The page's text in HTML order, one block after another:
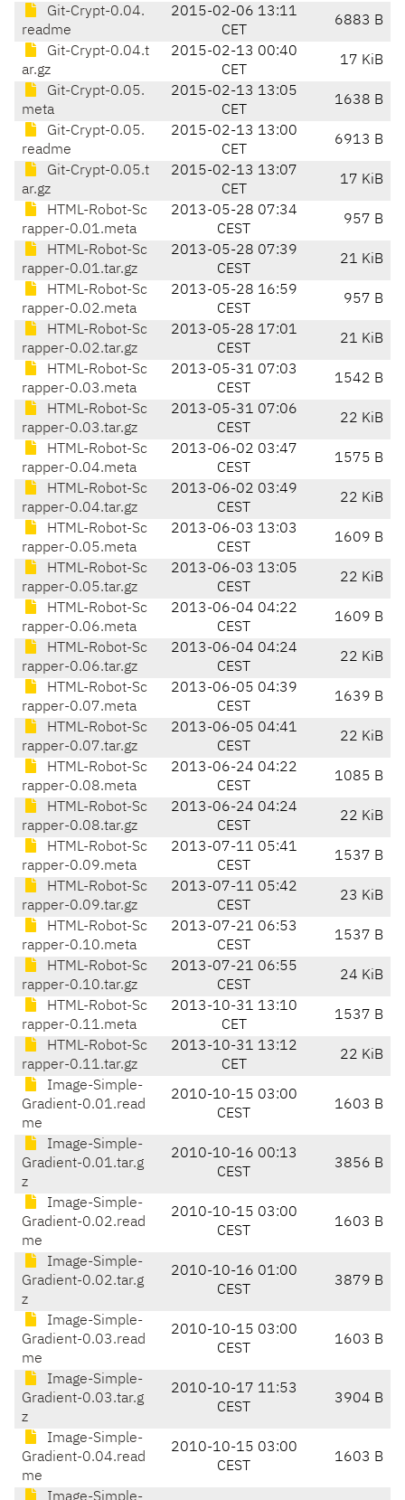
Git-Crypt-0.04.
readme
2015-02-06 13:11
CET
6883 B
Git-Crypt-0.04.t
ar.gz
2015-02-13 00:40
CET
17 KiB
Git-Crypt-0.05.
meta
2015-02-13 13:05
CET
1638 B
Git-Crypt-0.05.
readme
2015-02-13 13:00
CET
6913 B
Git-Crypt-0.05.t
ar.gz
2015-02-13 13:07
CET
17 KiB
HTML-Robot-Sc
rapper-0.01.meta
2013-05-28 07:34
CEST
957 B
HTML-Robot-Sc
rapper-0.01.tar.gz
2013-05-28 07:39
CEST
21 KiB
HTML-Robot-Sc
rapper-0.02.meta
2013-05-28 16:59
CEST
957 B
HTML-Robot-Sc
rapper-0.02.tar.gz
2013-05-28 17:01
CEST
21 KiB
HTML-Robot-Sc
rapper-0.03.meta
2013-05-31 07:03
CEST
1542 B
HTML-Robot-Sc
rapper-0.03.tar.gz
2013-05-31 07:06
CEST
22 KiB
HTML-Robot-Sc
rapper-0.04.meta
2013-06-02 03:47
CEST
1575 B
HTML-Robot-Sc
rapper-0.04.tar.gz
2013-06-02 03:49
CEST
22 KiB
HTML-Robot-Sc
rapper-0.05.meta
2013-06-03 13:03
CEST
1609 B
HTML-Robot-Sc
rapper-0.05.tar.gz
2013-06-03 13:05
CEST
22 KiB
HTML-Robot-Sc
rapper-0.06.meta
2013-06-04 04:22
CEST
1609 B
HTML-Robot-Sc
rapper-0.06.tar.gz
2013-06-04 04:24
CEST
22 KiB
HTML-Robot-Sc
rapper-0.07.meta
2013-06-05 04:39
CEST
1639 B
HTML-Robot-Sc
rapper-0.07.tar.gz
2013-06-05 04:41
CEST
22 KiB
HTML-Robot-Sc
rapper-0.08.meta
2013-06-24 04:22
CEST
1085 B
HTML-Robot-Sc
rapper-0.08.tar.gz
2013-06-24 04:24
CEST
22 KiB
HTML-Robot-Sc
rapper-0.09.meta
2013-07-11 05:41
CEST
1537 B
HTML-Robot-Sc
rapper-0.09.tar.gz
2013-07-11 05:42
CEST
23 KiB
HTML-Robot-Sc
rapper-0.10.meta
2013-07-21 06:53
CEST
1537 B
HTML-Robot-Sc
rapper-0.10.tar.gz
2013-07-21 06:55
CEST
24 KiB
HTML-Robot-Sc
rapper-0.11.meta
2013-10-31 13:10
CET
1537 B
HTML-Robot-Sc
rapper-0.11.tar.gz
2013-10-31 13:12
CET
22 KiB
Image-Simple-
Gradient-0.01.read
me
2010-10-15 03:00
CEST
1603 B
Image-Simple-
Gradient-0.01.tar.g
z
2010-10-16 00:13
CEST
3856 B
Image-Simple-
Gradient-0.02.read
me
2010-10-15 03:00
CEST
1603 B
Image-Simple-
Gradient-0.02.tar.g
z
2010-10-16 01:00
CEST
3879 B
Image-Simple-
Gradient-0.03.read
me
2010-10-15 03:00
CEST
1603 B
Image-Simple-
Gradient-0.03.tar.g
z
2010-10-17 11:53
CEST
3904 B
Image-Simple-
Gradient-0.04.read
me
2010-10-15 03:00
CEST
1603 B